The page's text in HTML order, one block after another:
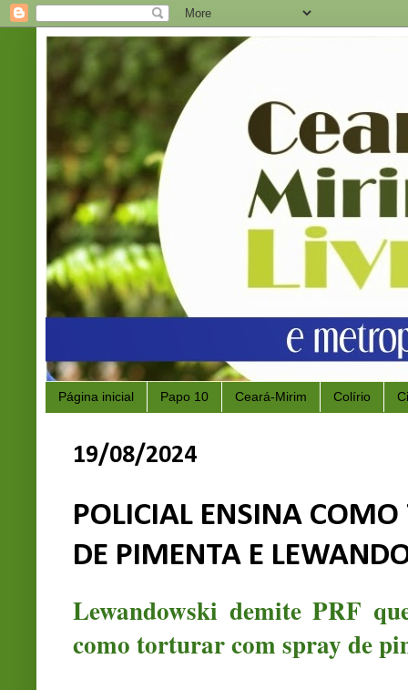
Página inicial Papo 10 Ceará-Mirim Colírio
19/08/2024
POLICIAL ENSINA
DE PIMENTA E
Lewandowski demite PRF
como torturar com spray de